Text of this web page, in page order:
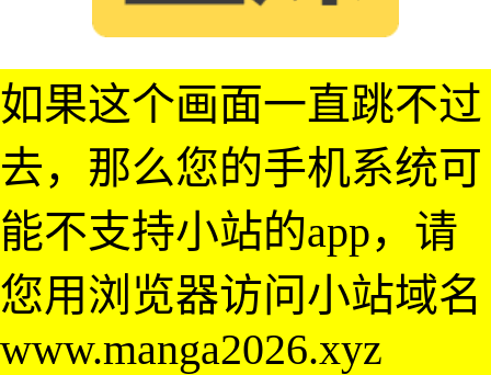
如果这个画面一直跳不过
去，那么您的手机系统可
能不支持小站的app，请
您用浏览器访问小站域名
www.manga2026.xyz